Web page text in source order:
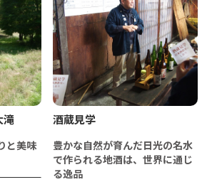
滝
と美味
酒蔵見学
豊かな自然が育んだ日光の名水
で作られる地酒は、世界に通じ
る逸品